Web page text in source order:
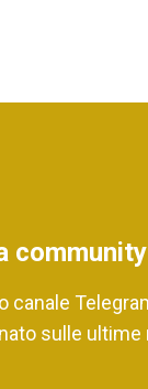
canale
sulle ultime